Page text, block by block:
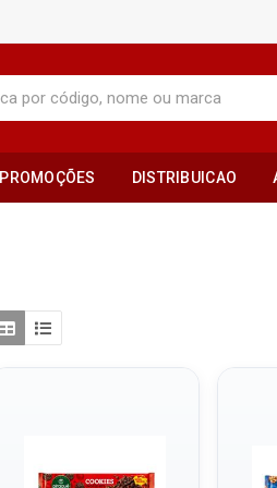
PROMOÇÕES DISTRIBUICAO